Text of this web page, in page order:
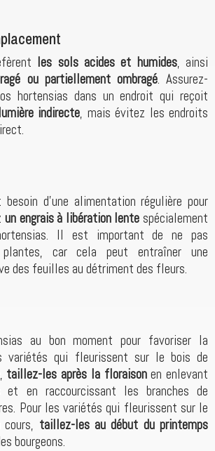
les sols acides et humides, ainsi
ou partiellement ombragé. Assurez-
hortensias dans un endroit qui reçoit
indirecte, mais évitez les endroits
d'une alimentation régulière pour
un engrais à libération lente spécialement
Il est important de ne pas
car cela peut entraîner une
des feuilles au détriment des fleurs.
au bon moment pour favoriser la
variétés qui fleurissent sur le bois de
taillez-les après la floraisonen enlevant
en raccourcissant les branches de
Pour les variétés qui fleurissent sur le
taillez-les au début du printemps
bourgeons.